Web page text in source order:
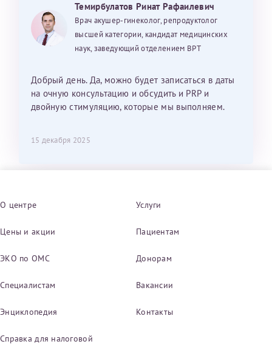
Темирбулатов Ринат Рафаилевич
Врач акушер-гинеколог, репродуктолог
высшей категории, кандидат медицинских
наук, заведующий отделением ВРТ
Добрый день. Да, можно будет записаться в даты
на очную консультацию и обсудить и PRP и
двойную стимуляцию, которые мы выполняем.
15 декабря 2025
О центре Услуги
Цены и акции Пациентам
ЭКО по ОМС Донорам
Специалистам Вакансии
Энциклопедия Контакты
Справка для налоговой